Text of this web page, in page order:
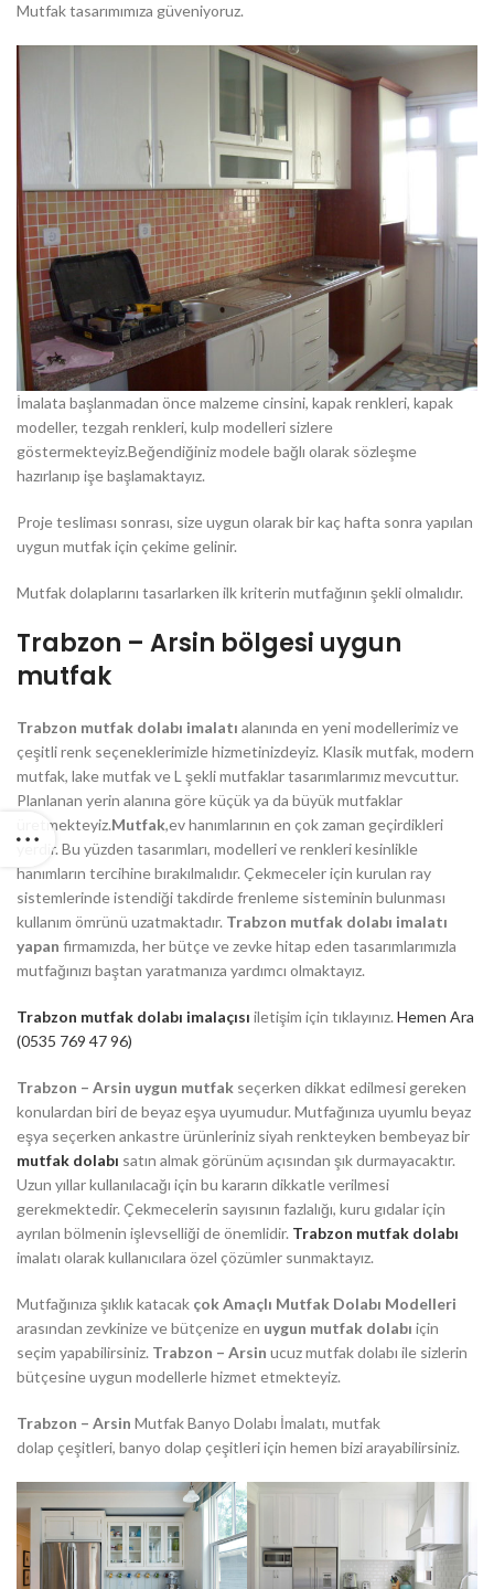
Mutfak tasarımımıza güveniyoruz.
İmalata başlanmadan önce malzeme cinsini, kapak renkleri, kapak
modeller, tezgah renkleri, kulp modelleri sizlere
göstermekteyiz.Beğendiğiniz modele bağlı olarak sözleşme
hazırlanıp işe başlamaktayız.
Proje tesliması sonrası, size uygun olarak bir kaç hafta sonra yapılan
uygun mutfak için çekime gelinir.
Mutfak dolaplarını tasarlarken ilk kriterin mutfağının şekli olmalıdır.
Trabzon – Arsin bölgesi uygun
mutfak
Trabzon mutfak dolabı imalatı alanında en yeni modellerimiz ve
çeşitli renk seçeneklerimizle hizmetinizdeyiz. Klasik mutfak, modern
mutfak, lake mutfak ve L şekli mutfaklar tasarımlarımız mevcuttur.
Planlanan yerin alanına göre küçük ya da büyük mutfaklar
üretmekteyiz.Mutfak,ev hanımlarının en çok zaman geçirdikleri
yerdir. Bu yüzden tasarımları, modelleri ve renkleri kesinlikle
hanımların tercihine bırakılmalıdır. Çekmeceler için kurulan ray
sistemlerinde istendiği takdirde frenleme sisteminin bulunması
kullanım ömrünü uzatmaktadır. Trabzon mutfak dolabı imalatı
yapan firmamızda, her bütçe ve zevke hitap eden tasarımlarımızla
mutfağınızı baştan yaratmanıza yardımcı olmaktayız.
Trabzon mutfak dolabı imalaçısı iletişim için tıklayınız. Hemen Ara
(0535 769 47 96)
Trabzon – Arsin uygun mutfak seçerken dikkat edilmesi gereken
konulardan biri de beyaz eşya uyumudur. Mutfağınıza uyumlu beyaz
eşya seçerken ankastre ürünleriniz siyah renkteyken bembeyaz bir
mutfak dolabı satın almak görünüm açısından şık durmayacaktır.
Uzun yıllar kullanılacağı için bu kararın dikkatle verilmesi
gerekmektedir. Çekmecelerin sayısının fazlalığı, kuru gıdalar için
ayrılan bölmenin işlevselliği de önemlidir. Trabzon mutfak dolabı
imalatı olarak kullanıcılara özel çözümler sunmaktayız.
Mutfağınıza şıklık katacak çok Amaçlı Mutfak Dolabı Modelleri
arasından zevkinize ve bütçenize en uygun mutfak dolabı için
seçim yapabilirsiniz. Trabzon – Arsin ucuz mutfak dolabı ile sizlerin
bütçesine uygun modellerle hizmet etmekteyiz.
Trabzon – Arsin Mutfak Banyo Dolabı İmalatı, mutfak
dolap çeşitleri, banyo dolap çeşitleri için hemen bizi arayabilirsiniz.